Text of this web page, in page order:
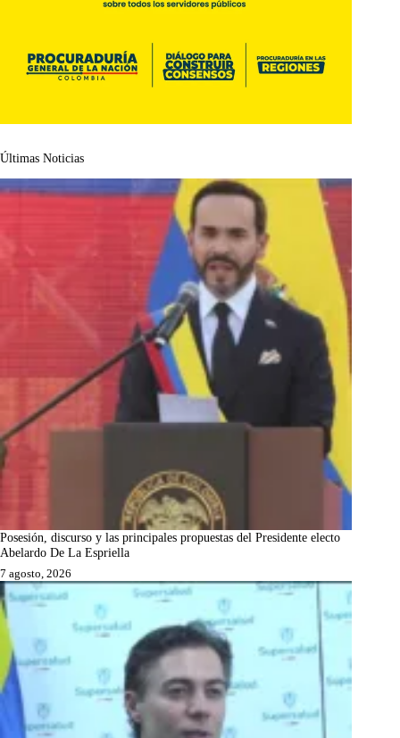
Últimas Noticias
Posesión, discurso y las principales propuestas del Presidente electo
Abelardo De La Espriella
7 agosto, 2026